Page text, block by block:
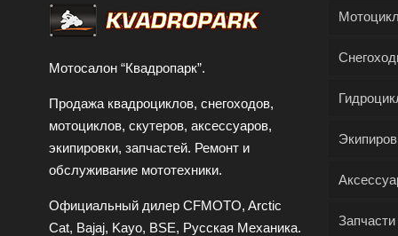
Мотосалон “Квадропарк”.
Продажа квадроциклов, снегоходов,
мотоциклов, скутеров, аксессуаров,
экипировки, запчастей. Ремонт и
обслуживание мототехники.
Официальный дилер CFMOTO, Arctic
Cat, Bajaj, Kayo, BSE, Русская Механика.
Запчасти